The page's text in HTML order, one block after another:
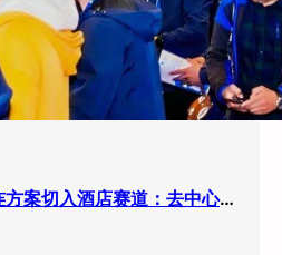
涂鸦智能以AI蓝牙直连方案切入酒店赛道：去中心化架构破解智能化改造三大痛点